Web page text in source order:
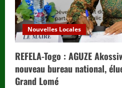
Nouvelles Locales
REFELA-Togo : AGUZE
nouveau bureau national,
Grand Lomé